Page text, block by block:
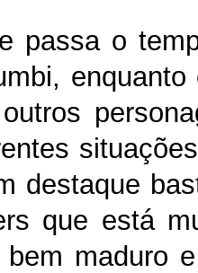
passa o
destaque
que está
maduro